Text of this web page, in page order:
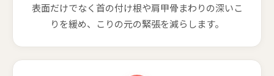
表面だけでなく首の付け根や肩甲骨まわりの深いこ
りを緩め、こりの元の緊張を減らします。